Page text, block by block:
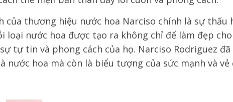
thương hiệu nước hoa Narciso chính là sự thấu
loại nước hoa được tạo ra không chỉ để làm đẹp
tự tin và phong cách của họ. Narciso Rodriguez
nước hoa mà còn là biểu tượng của sức mạnh và